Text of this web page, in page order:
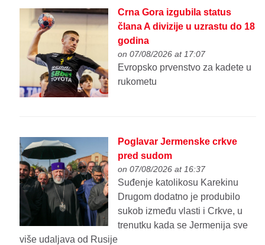
Crna Gora izgubila status
člana A divizije u uzrastu do 18
godina
on 07/08/2026 at 17:07
Evropsko prvenstvo za kadete u
rukometu
Poglavar Jermenske crkve
pred sudom
on 07/08/2026 at 16:37
Suđenje katolikosu Karekinu
Drugom dodatno je produbilo
sukob između vlasti i Crkve, u
trenutku kada se Jermenija sve
više udaljava od Rusije